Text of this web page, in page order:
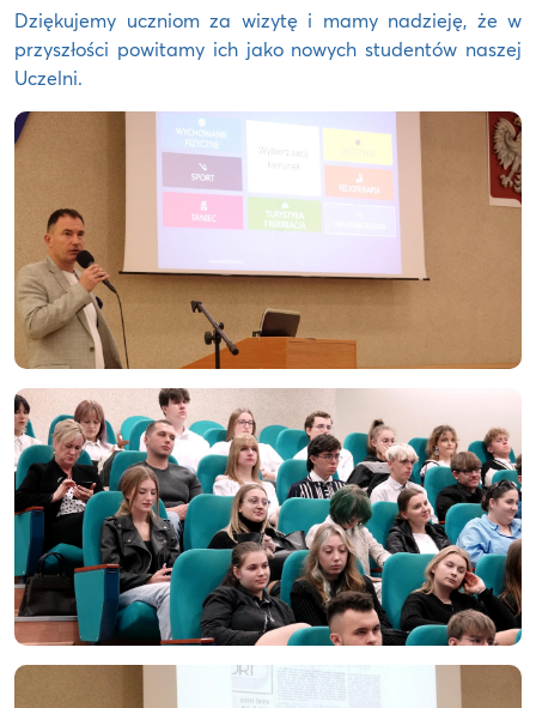
Dziękujemy uczniom za wizytę i mamy nadzieję, że w
przyszłości powitamy ich jako nowych studentów naszej
Uczelni.